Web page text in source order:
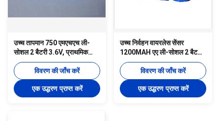
उच्च तापमान 750 एमएचएच ली-
सोशल 2 बैटरी 3.6V, प्राथमिक
लिथियम बैटरी
विवरण की जाँच करें
एक उद्धरण प्राप्त करें
उच्च निर्वहन वायरलेस सेंसर
1200MAH एए ली-सोशल 2 बैटरी
3.6V
विवरण की जाँच करें
एक उद्धरण प्राप्त करें